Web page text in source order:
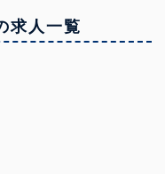
求人一覧